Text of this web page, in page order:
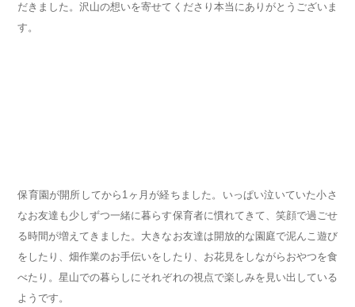
だきました。沢山の想いを寄せてくださり本当にありがとうございま
す。
保育園が開所してから1ヶ月が経ちました。いっぱい泣いていた小さ
なお友達も少しずつ一緒に暮らす保育者に慣れてきて、笑顔で過ごせ
る時間が増えてきました。大きなお友達は開放的な園庭で泥んこ遊び
をしたり、畑作業のお手伝いをしたり、お花見をしながらおやつを食
べたり。星山での暮らしにそれぞれの視点で楽しみを見い出している
ようです。